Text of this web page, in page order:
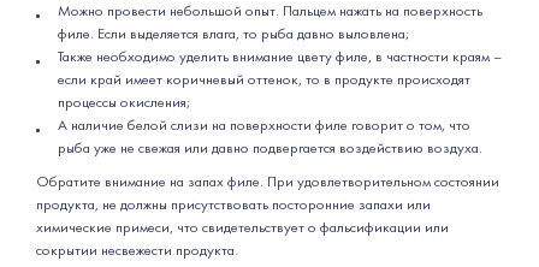
Можно провести небольшой опыт. Пальцем нажать на поверхность
филе. Если выделяется влага, то рыба давно выловлена;
Также необходимо уделить внимание цвету филе, в частности краям –
если край имеет коричневый оттенок, то в продукте происходят
процессы окисления;
А наличие белой слизи на поверхности филе говорит о том, что
рыба уже не свежая или давно подвергается воздействию воздуха.
Обратите внимание на запах филе. При удовлетворительном состоянии
продукта, не должны присутствовать посторонние запахи или
химические примеси, что свидетельствует о фальсификации или
сокрытии несвежести продукта.